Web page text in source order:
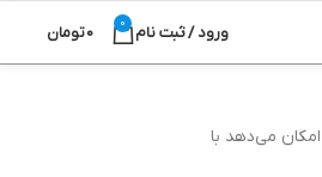
ورود / ثبت نام 0
0تومان
می‌دهد با